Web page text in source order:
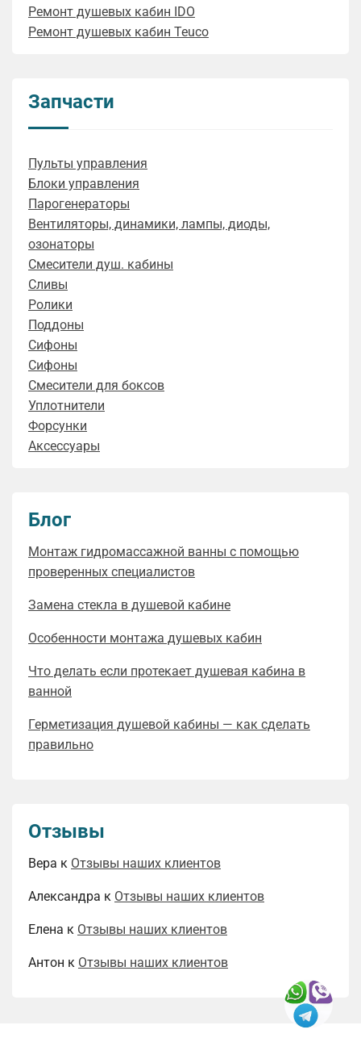
Ремонт душевых кабин IDO
Ремонт душевых кабин Teuco
Запчасти
Пульты управления
Блоки управления
Парогенераторы
Вентиляторы, динамики, лампы, диоды,
озонаторы
Смесители душ. кабины
Сливы
Ролики
Поддоны
Сифоны
Сифоны
Смесители для боксов
Уплотнители
Форсунки
Аксессуары
Блог
Монтаж гидромассажной ванны с помощью
проверенных специалистов
Замена стекла в душевой кабине
Особенности монтажа душевых кабин
Что делать если протекает душевая кабина в
ванной
Герметизация душевой кабины — как сделать
правильно
Отзывы
Вера к Отзывы наших клиентов
Александра к Отзывы наших клиентов
Елена к Отзывы наших клиентов
Антон к Отзывы наших клиентов